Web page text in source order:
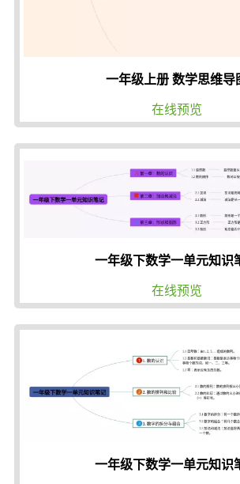
一年级上册 数学思维导
在线预览
一年级下数学一单元知识
在线预览
一年级下数学一单元知识